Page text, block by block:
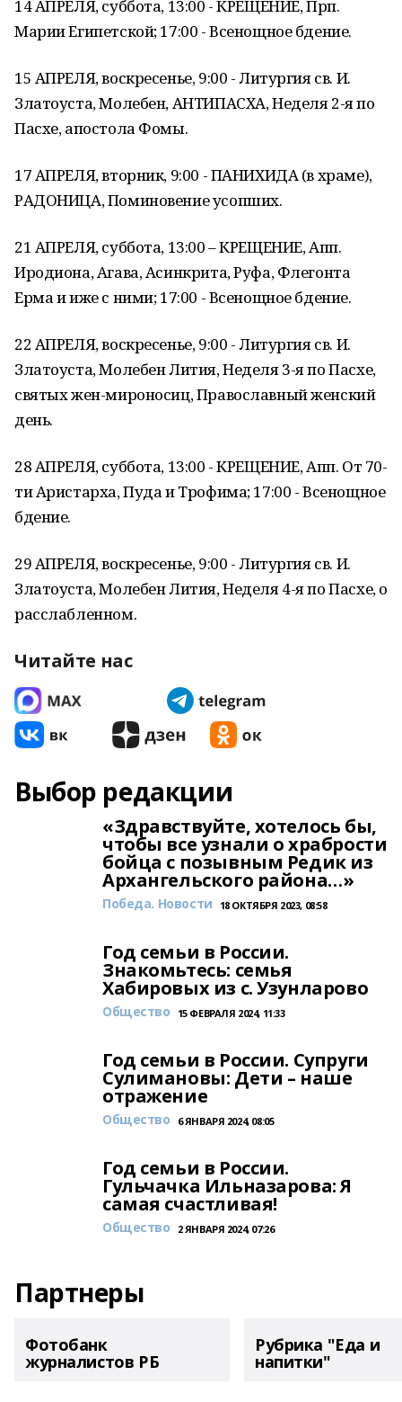
14 АПРЕЛЯ, суббота, 13:00 - КРЕЩЕНИЕ, Прп.
Марии Египетской; 17:00 - Всенощное бдение.
15 АПРЕЛЯ, воскресенье, 9:00 - Литургия св. И.
Златоуста, Молебен, АНТИПАСХА, Неделя 2-я по
Пасхе, апостола Фомы.
17 АПРЕЛЯ, вторник, 9:00 - ПАНИХИДА (в храме),
РАДОНИЦА, Поминовение усопших.
21 АПРЕЛЯ, суббота, 13:00 – КРЕЩЕНИЕ, Апп.
Иродиона, Агава, Асинкрита, Руфа, Флегонта
Ерма и иже с ними; 17:00 - Всенощное бдение.
22 АПРЕЛЯ, воскресенье, 9:00 - Литургия св. И.
Златоуста, Молебен Лития, Неделя 3-я по Пасхе,
святых жен-мироносиц, Православный женский
день.
28 АПРЕЛЯ, суббота, 13:00 - КРЕЩЕНИЕ, Апп. От 70-
ти Аристарха, Пуда и Трофима; 17:00 - Всенощное
бдение.
29 АПРЕЛЯ, воскресенье, 9:00 - Литургия св. И.
Златоуста, Молебен Лития, Неделя 4-я по Пасхе, о
расслабленном.
Читайте нас
Выбор редакции
«Здравствуйте, хотелось бы,
чтобы все узнали о храбрости
бойца с позывным Редик из
Архангельского района…»
Победа. Новости 18 ОКТЯБРЯ 2023, 08:58
Год семьи в России.
Знакомьтесь: семья
Хабировых из с. Узунларово
Общество 15 ФЕВРАЛЯ 2024, 11:33
Год семьи в России. Супруги
Сулимановы: Дети – наше
отражение
Общество 6 ЯНВАРЯ 2024, 08:05
Год семьи в России.
Гульчачка Ильназарова: Я
самая счастливая!
Общество 2 ЯНВАРЯ 2024, 07:26
Партнеры
Фотобанк
журналистов РБ
Рубрика "Еда и
напитки"